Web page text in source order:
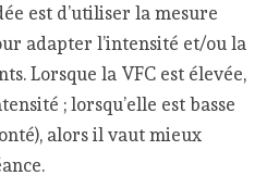
est d’utiliser la mesure
adapter l’intensité et/ou la
Lorsque la VFC est élevée,
; lorsqu’elle est basse
alors il vaut mieux